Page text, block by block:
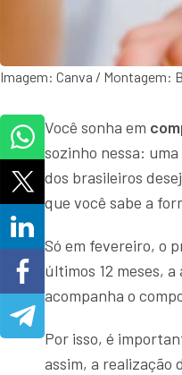
Imagem: Canva / Montagem:
Você sonha em
sozinho nessa:
dos brasileiros
que você sabe a
Só em fevereiro, o
últimos 12 meses,
acompanha o
Por isso, é
assim, a realização